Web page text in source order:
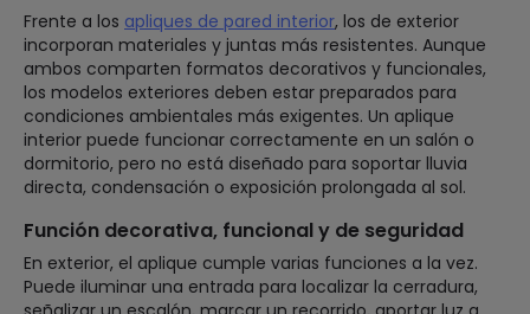
Frente a los apliques de pared interior, los de exterior
incorporan materiales y juntas más resistentes. Aunque
ambos comparten formatos decorativos y funcionales,
los modelos exteriores deben estar preparados para
condiciones ambientales más exigentes. Un aplique
interior puede funcionar correctamente en un salón o
dormitorio, pero no está diseñado para soportar lluvia
directa, condensación o exposición prolongada al sol.
Función decorativa, funcional y de seguridad
En exterior, el aplique cumple varias funciones a la vez.
Puede iluminar una entrada para localizar la cerradura,